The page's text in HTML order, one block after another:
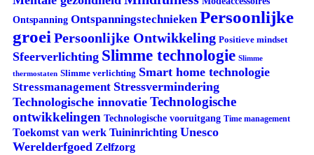
Ontspanning Ontspanningstechnieken Persoonlijke
groei Persoonlijke Ontwikkeling Positieve mindset
Sfeerverlichting Slimme technologie Slimme
thermostaten Slimme verlichting Smart home technologie
Stressmanagement Stressvermindering
Technologische innovatie Technologische
ontwikkelingen Technologische vooruitgang Time management
Toekomst van werk Tuininrichting Unesco
Werelderfgoed Zelfzorg